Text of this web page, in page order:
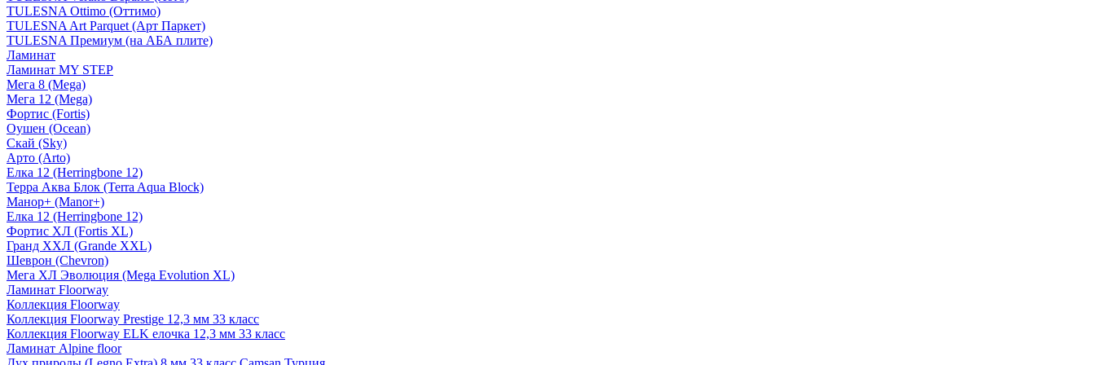
TULESNA Ottimo (Оттимо)
TULESNA Art Parquet (Арт Паркет)
TULESNA Премиум (на АБА плите)
Ламинат
Ламинат MY STEP
Мега 8 (Mega)
Мега 12 (Mega)
Фортис (Fortis)
Оушен (Ocean)
Скай (Sky)
Арто (Arto)
Елка 12 (Herringbone 12)
Терра Аква Блок (Terra Aqua Block)
Манор+ (Manor+)
Елка 12 (Herringbone 12)
Фортис ХЛ (Fortis XL)
Гранд ХХЛ (Grande XXL)
Шеврон (Chevron)
Мега ХЛ Эволюция (Mega Evolution XL)
Ламинат Floorway
Коллекция Floorway
Коллекция Floorway Prestige 12,3 мм 33 класс
Коллекция Floorway ELK елочка 12,3 мм 33 класс
Ламинат Alpine floor